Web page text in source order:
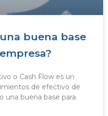
buena base
o Cash Flow es un
de efectivo de
una buena base para